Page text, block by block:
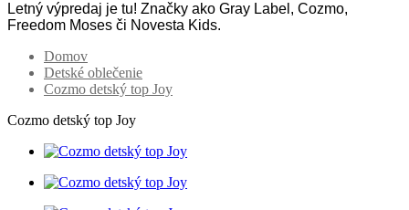
Letný výpredaj je tu! Značky ako Gray Label, Cozmo,
Freedom Moses či Novesta Kids.
Domov
Detské oblečenie
Cozmo detský top Joy
Cozmo detský top Joy